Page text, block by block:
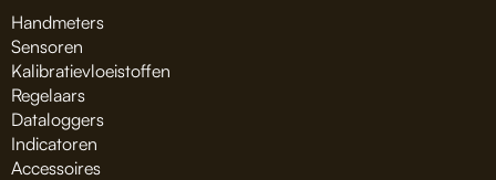
Handmeters
Sensoren
Kalibratievloeistoffen
Regelaars
Dataloggers
Indicatoren
Accessoires